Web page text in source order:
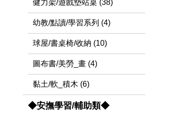
健力架/遊戲墊站桌 (38)
幼教/點讀/學習系列 (4)
球屋/書桌椅/收納 (10)
圖布書/美勞_畫 (4)
黏土/軟_積木 (6)
◆安撫學習/輔助類◆